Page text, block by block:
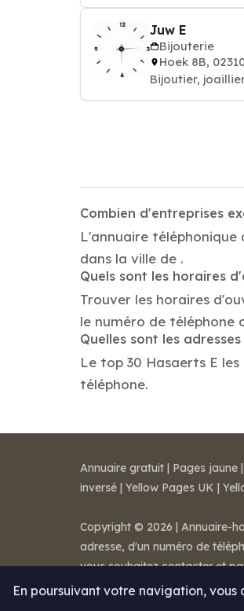
Juw E
Bijouterie
Hoek 8B,
Bijoutier,
Combien d'entreprises
L'annuaire
dans la ville de .
Quels sont les horaires
Trouver les horaires
le numéro de téléphone
Quelles sont les
Le top 30 Hasaerts E
téléphone.
En poursuivant votre navigation,
Annuaire gratuit | Pages jaune |
inversé | Yellow Pages UK |
Copyright © 2026 | Annuaire-
adresse, d'un numéro de
vous souhaitez contacter et
Mentions légales-Conditions